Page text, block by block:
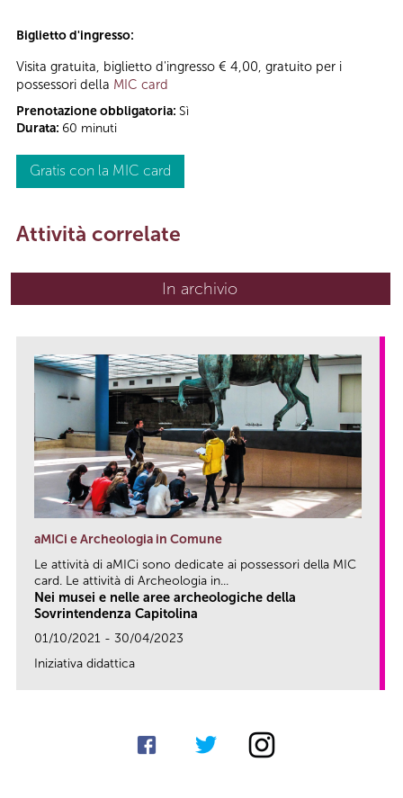
Biglietto d'ingresso:
Visita gratuita, biglietto d'ingresso € 4,00, gratuito per i
possessori della MIC card
Prenotazione obbligatoria: Sì
Durata: 60 minuti
Gratis con la MIC card
Attività correlate
In archivio
aMICi e Archeologia in Comune
Le attività di aMICi sono dedicate ai possessori della MIC
card. Le attività di Archeologia in...
Nei musei e nelle aree archeologiche della
Sovrintendenza Capitolina
01/10/2021 - 30/04/2023
Iniziativa didattica